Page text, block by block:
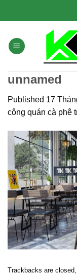
unnamed
Published 17
công quán cà phê
Trackbacks are